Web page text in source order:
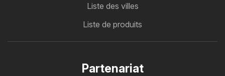
Liste des villes
Liste de produits
Partenariat